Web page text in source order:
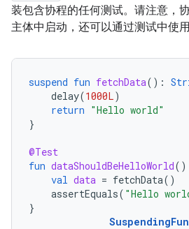
装包含协程的任何测试。请注意，
主体中启动，还可以通过测试中使
suspend fun fetchData():
delay(1000L)
return "Hello world"
}
@Test
fun dataShouldBeHelloWorld()
val data = fetchData()
assertEquals( "Hello
}